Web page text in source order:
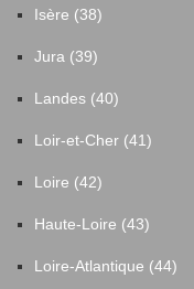
Isère (38)
Jura (39)
Landes (40)
Loir-et-Cher (41)
Loire (42)
Haute-Loire (43)
Loire-Atlantique (44)